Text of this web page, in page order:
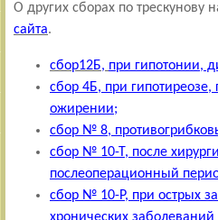
О других сборах по трескунову
сайта.
сбор12Б, при гипотонии,
сбор 4Б, при гипотиреозе,
ожирении;
сбор № 8,
сбор № 10-Т, после
послеоперационный
сбор № 10-Р, при острых